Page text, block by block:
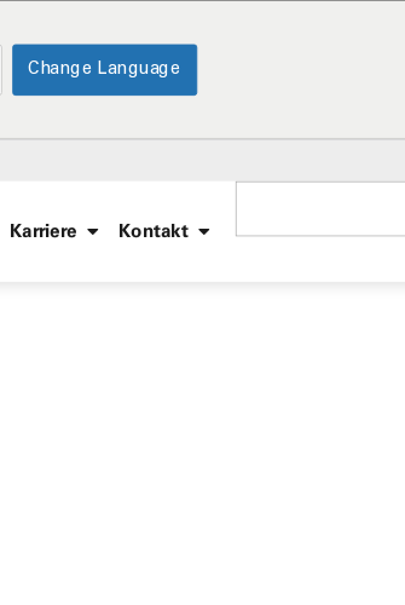
Change Language
Karriere Kontakt